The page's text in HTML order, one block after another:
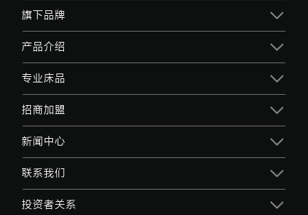
旗下品牌
产品介绍
专业床品
招商加盟
新闻中心
联系我们
投资者关系